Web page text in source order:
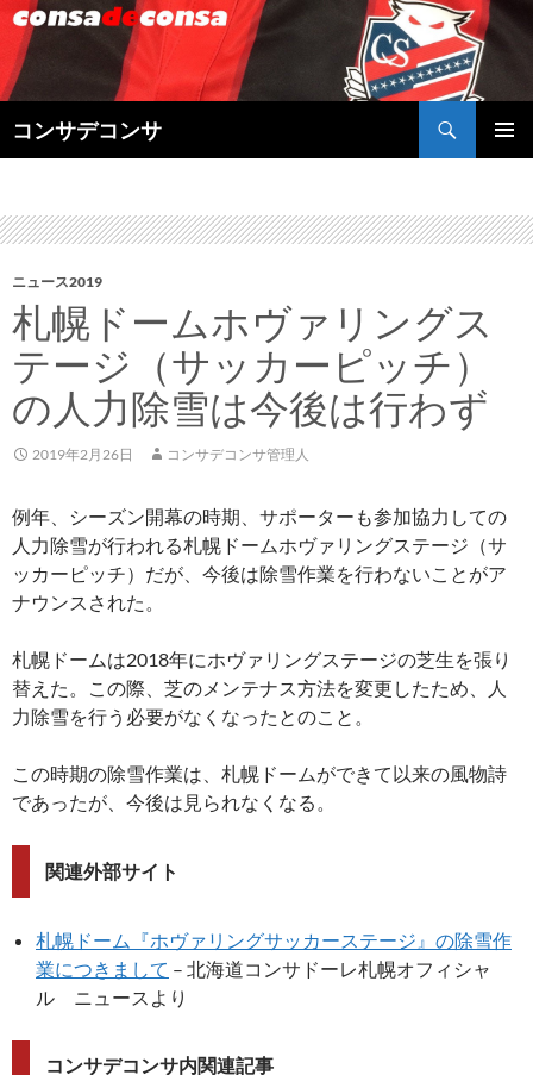
コンサデコンサ
索
ン
ツ
へ
キ
ッ
プ
ニュース2019
札幌ドームホヴァリングス
テージ（サッカーピッチ）
の人力除雪は今後は行わず
2019年2月26日 コンサデコンサ管理人
例年、シーズン開幕の時期、サポーターも参加協力しての
人力除雪が行われる札幌ドームホヴァリングステージ（サ
ッカーピッチ）だが、今後は除雪作業を行わないことがア
ナウンスされた。
札幌ドームは2018年にホヴァリングステージの芝生を張り
替えた。この際、芝のメンテナス方法を変更したため、人
力除雪を行う必要がなくなったとのこと。
この時期の除雪作業は、札幌ドームができて以来の風物詩
であったが、今後は見られなくなる。
関連外部サイト
札幌ドーム『ホヴァリングサッカーステージ』の除雪作
業につきまして – 北海道コンサドーレ札幌オフィシャ
ル ニュースより
コンサデコンサ内関連記事